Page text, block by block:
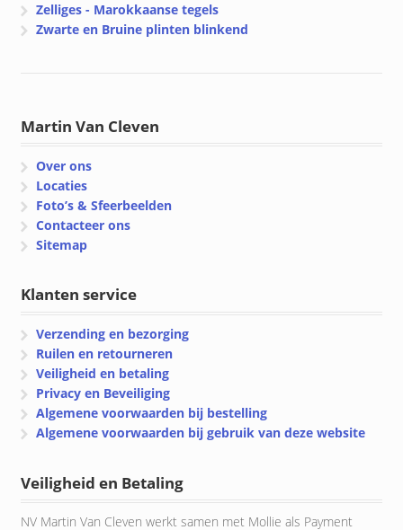
Zelliges - Marokkaanse tegels
Zwarte en Bruine plinten blinkend
Martin Van Cleven
Over ons
Locaties
Foto’s & Sfeerbeelden
Contacteer ons
Sitemap
Klanten service
Verzending en bezorging
Ruilen en retourneren
Veiligheid en betaling
Privacy en Beveiliging
Algemene voorwaarden bij bestelling
Algemene voorwaarden bij gebruik van deze website
Veiligheid en Betaling
NV Martin Van Cleven werkt samen met Mollie als Payment